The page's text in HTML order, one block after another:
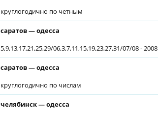
круглогодично по четным
саратов — одесса
5,9,13,17,21,25,29/06,3,7,11,15,19,23,27,31/07/08 - 2008
саратов — одесса
круглогодично по числам
челябинск — одесса